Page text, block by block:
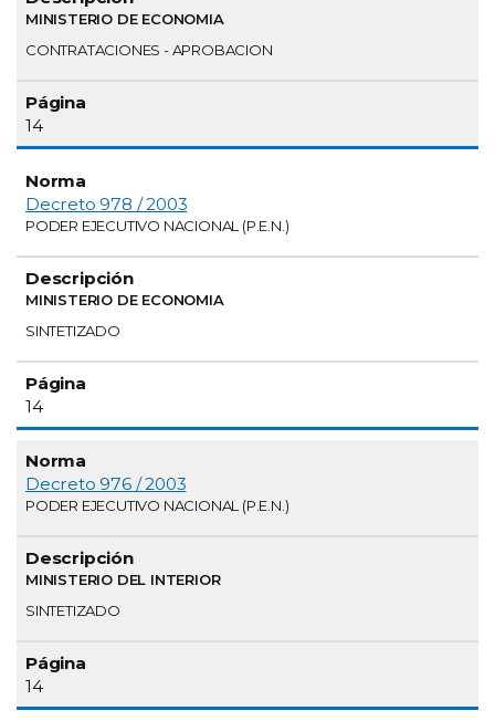
MINISTERIO DE ECONOMIA
CONTRATACIONES - APROBACION
14
Decreto 978 / 2003
PODER EJECUTIVO NACIONAL (P.E.N.)
MINISTERIO DE ECONOMIA
SINTETIZADO
14
Decreto 976 / 2003
PODER EJECUTIVO NACIONAL (P.E.N.)
MINISTERIO DEL INTERIOR
SINTETIZADO
14